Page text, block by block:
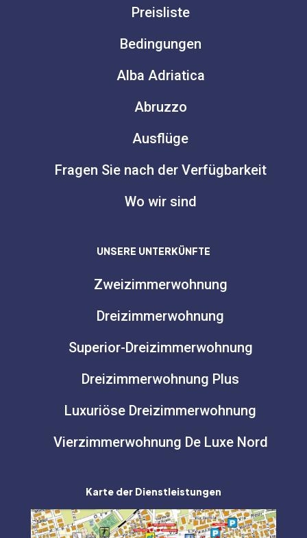
Preisliste
Bedingungen
Alba Adriatica
Abruzzo
Ausflüge
Fragen Sie nach der Verfügbarkeit
Wo wir sind
UNSERE UNTERKÜNFTE
Zweizimmerwohnung
Dreizimmerwohnung
Superior-Dreizimmerwohnung
Dreizimmerwohnung Plus
Luxuriöse Dreizimmerwohnung
Vierzimmerwohnung De Luxe Nord
Karte der Dienstleistungen